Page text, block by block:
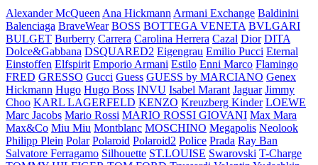
Alexander McQueenAna HickmannArmani Exchange Baldinini
Balenciaga BraveWear BOSS BOTTEGA VENETA BVLGARI
BULGET Burberry Carrera Carolina Herrera Cazal Dior DITA
Dolce&Gabbana DSQUARED2 Eigengrau Emilio Pucci Eternal
Einstoffen Elfspirit Emporio Armani Estilo Enni Marco Flamingo
FRED GRESSO Gucci Guess GUESS by MARCIANO Genex
Hickmann Hugo Hugo Boss INVU Isabel Marant Jaguar Jimmy
Choo KARL LAGERFELD KENZO Kreuzberg Kinder LOEWE
Marc Jacobs Mario Rossi MARIO ROSSI GIOVANI Max Mara
Max&Co Miu Miu Montblanc MOSCHINO Megapolis Neolook
Philipp Plein Polar Polaroid Polaroid2 Police Prada Ray Ban
Salvatore Ferragamo Silhouette ST.LOUISE Swarovski T-Charge